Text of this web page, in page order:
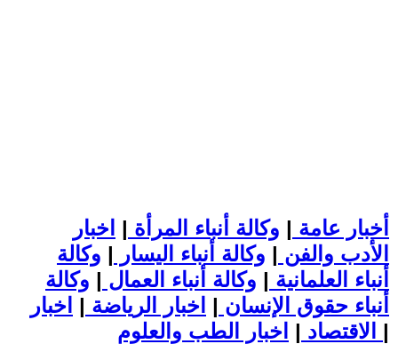
أخبار عامة | وكالة أنباء المرأة | اخبار
الأدب والفن | وكالة أنباء اليسار | وكالة
أنباء العلمانية | وكالة أنباء العمال | وكالة
أنباء حقوق الإنسان | اخبار الرياضة | اخبار
الاقتصاد | |